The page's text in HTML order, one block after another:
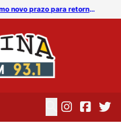
Romero define 1º de junho como novo prazo para retorno das aulas